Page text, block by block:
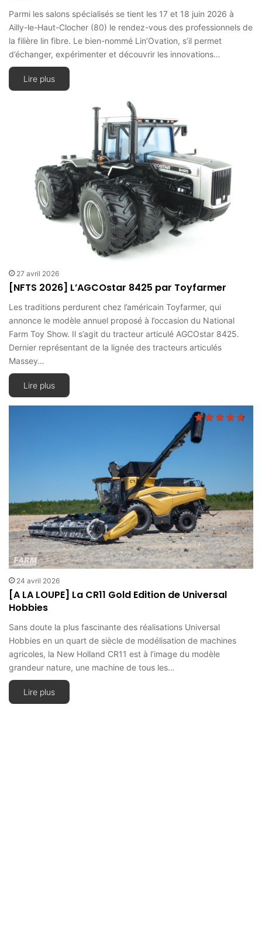
Parmi les salons spécialisés se tient les 17 et 18 juin 2026 à
Ailly-le-Haut-Clocher (80) le rendez-vous des professionnels de
la filière lin fibre. Le bien-nommé Lin’Ovation, s’il permet
d’échanger, expérimenter et découvrir les innovations…
Lire plus
27 avril 2026
[NFTS 2026] L’AGCOstar 8425 par Toyfarmer
Les traditions perdurent chez l’américain Toyfarmer, qui
annonce le modèle annuel proposé à l’occasion du National
Farm Toy Show. Il s’agit du tracteur articulé AGCOstar 8425.
Dernier représentant de la lignée des tracteurs articulés
Massey…
Lire plus
24 avril 2026
[A LA LOUPE] La CR11 Gold Edition de Universal
Hobbies
Sans doute la plus fascinante des réalisations Universal
Hobbies en un quart de siècle de modélisation de machines
agricoles, la New Holland CR11 est à l’image du modèle
grandeur nature, une machine de tous les…
Lire plus